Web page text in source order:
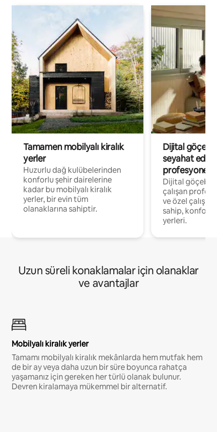
Tamamen mobilyalı kiralık
yerler
Huzurlu dağ kulübelerinden
konforlu şehir dairelerine
kadar bu mobilyalı kiralık
yerler, bir evin tüm
olanaklarına sahiptir.
Dijital
seyahat eden
Dijital
çalışan
ve özel
sahip,
yerleri.
Uzun süreli konaklamalar için olanaklar
ve avantajlar
Mobilyalı kiralık yerler
Tamamı mobilyalı kiralık mekânlarda hem mutfak hem
de bir ay veya daha uzun bir süre boyunca rahatça
yaşamanız için gereken her türlü olanak bulunur.
Devren kiralamaya mükemmel bir alternatif.